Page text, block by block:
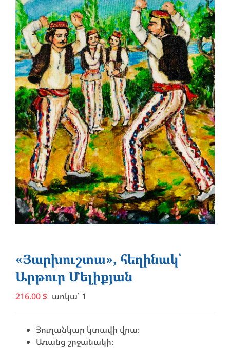
«Յարխուշտա», հեղինակ՝
Արթուր Մելիքյան
216.00 $ առկա՝ 1
Յուղանկար կտավի վրա։
Առանց շրջանակի։